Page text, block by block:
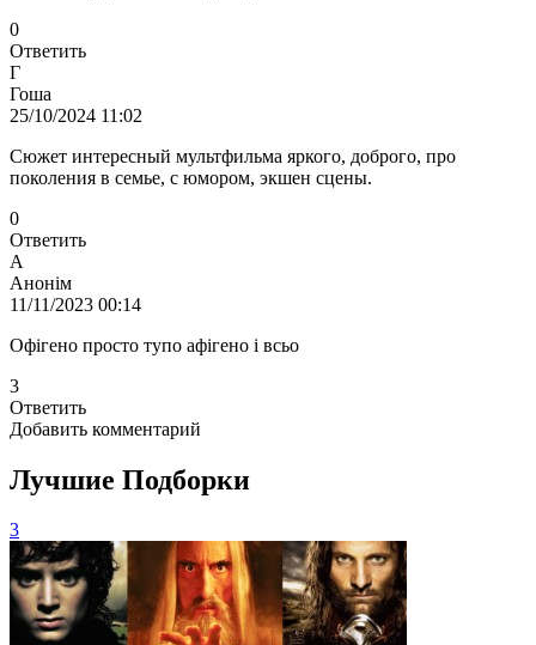
0
Ответить
Г
Гоша
25/10/2024 11:02
Сюжет интересный мультфильма яркого, доброго, про
поколения в семье, с юмором, экшен сцены.
0
Ответить
А
Анонім
11/11/2023 00:14
Офігено просто тупо афігено і всьо
3
Ответить
Добавить комментарий
Лучшие Подборки
3